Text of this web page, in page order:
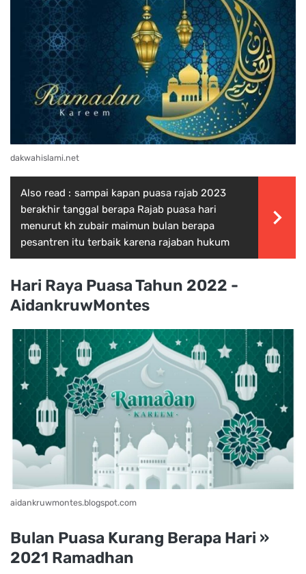
dakwahislami.net
Also read : sampai kapan puasa rajab 2023
berakhir tanggal berapa Rajab puasa hari
menurut kh zubair maimun bulan berapa
pesantren itu terbaik karena rajaban hukum
Hari Raya Puasa Tahun 2022 -
AidankruwMontes
aidankruwmontes.blogspot.com
Bulan Puasa Kurang Berapa Hari »
2021 Ramadhan